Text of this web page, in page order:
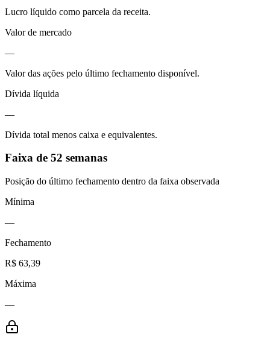
Lucro líquido como parcela da receita.
Valor de mercado
—
Valor das ações pelo último fechamento disponível.
Dívida líquida
—
Dívida total menos caixa e equivalentes.
Faixa de 52 semanas
Posição do último fechamento dentro da faixa observada
Mínima
—
Fechamento
R$ 63,39
Máxima
—